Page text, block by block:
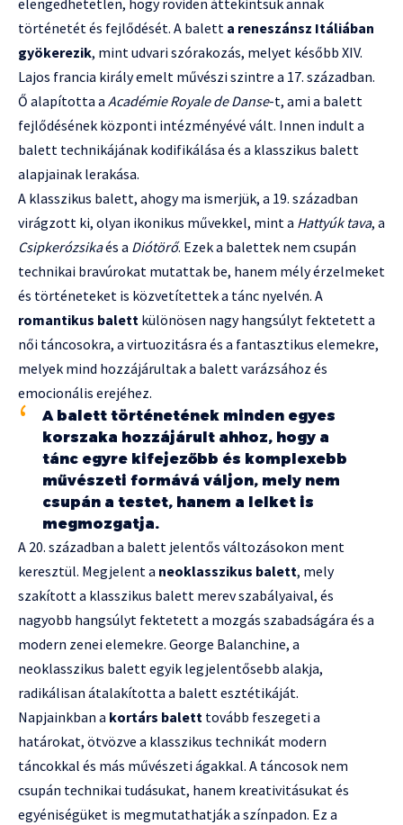
elengedhetetlen, hogy röviden áttekintsük annak
történetét és fejlődését. A balett a reneszánsz Itáliában
gyökerezik, mint udvari szórakozás, melyet később XIV.
Lajos francia király emelt művészi szintre a 17. században.
Ő alapította a Académie Royale de Danse-t, ami a balett
fejlődésének központi intézményévé vált. Innen indult a
balett technikájának kodifikálása és a klasszikus balett
alapjainak lerakása.
A klasszikus balett, ahogy ma ismerjük, a 19. században
virágzott ki, olyan ikonikus művekkel, mint a Hattyúk tava, a
Csipkerózsikaés a Diótörő. Ezek a balettek nem csupán
technikai bravúrokat mutattak be, hanem mély érzelmeket
és történeteket is közvetítettek a tánc nyelvén. A
romantikus balett különösen nagy hangsúlyt fektetett a
női táncosokra, a virtuozitásra és a fantasztikus elemekre,
melyek mind hozzájárultak a balett varázsához és
emocionális erejéhez.
A balett történetének minden egyes
korszaka hozzájárult ahhoz, hogy a
tánc egyre kifejezőbb és komplexebb
művészeti formává váljon, mely nem
csupán a testet, hanem a lelket is
megmozgatja.
A 20. században a balett jelentős változásokon ment
keresztül. Megjelent a neoklasszikus balett, mely
szakított a klasszikus balett merev szabályaival, és
nagyobb hangsúlyt fektetett a mozgás szabadságára és a
modern zenei elemekre. George Balanchine, a
neoklasszikus balett egyik legjelentősebb alakja,
radikálisan átalakította a balett esztétikáját.
Napjainkban a kortárs balett tovább feszegeti a
határokat, ötvözve a klasszikus technikát modern
táncokkal és más művészeti ágakkal. A táncosok nem
csupán technikai tudásukat, hanem kreativitásukat és
egyéniségüket is megmutathatják a színpadon. Ez a